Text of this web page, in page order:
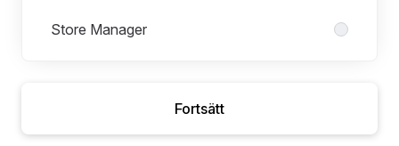
Store Manager
Fortsätt